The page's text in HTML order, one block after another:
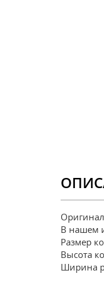
В нашем
Размер
Высота
Ширина